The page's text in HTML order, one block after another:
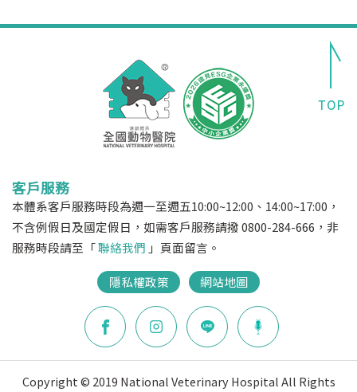
客戶服務
本體系客戶服務時段為週一至週五10:00~12:00、14:00~17:00，
不含例假日及國定假日，如需客戶服務請撥 0800-284-666，非
服務時段請至「聯絡我們 」頁面留言。
隱私權政策 網站地圖
Copyright © 2019 National Veterinary Hospital All Rights